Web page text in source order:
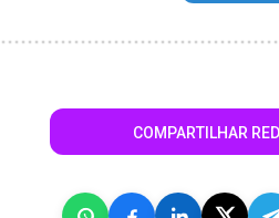
COMPARTILHAR